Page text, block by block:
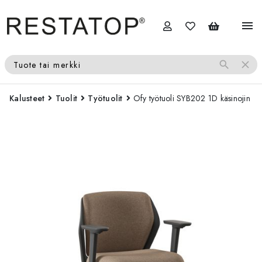
menu
Tuote tai merkki search close
Kalusteet Tuolit Työtuolit Ofy työtuoli SYB202 1D käsinojin